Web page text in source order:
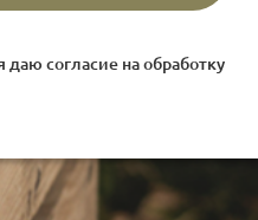
даю согласие наобработку